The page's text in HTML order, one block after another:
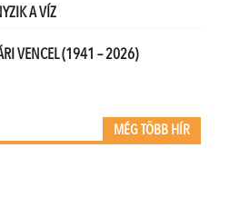
A VÍZ
VENCEL (1941 – 2026)
MÉG TÖBB HÍR